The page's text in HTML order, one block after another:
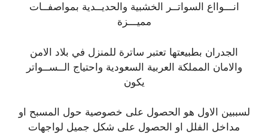
انـــوااع السواتــر الخشبية والحديــدية بمواصفــات
مميـــزة
الجدران بطبيعتها تعتبر ساترة للمنزل في بلاد الامن
والامان المملكة العربية السعودية واحتياج الــســواتر
يكون
لسببين الاول هو الحصول على خصوصية حول المسبح او
مداخل الفلل او الحصول على شكل جميل لواجهات